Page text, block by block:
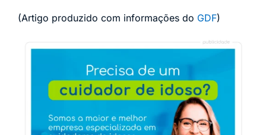
(Artigo produzido com informações do GDF)